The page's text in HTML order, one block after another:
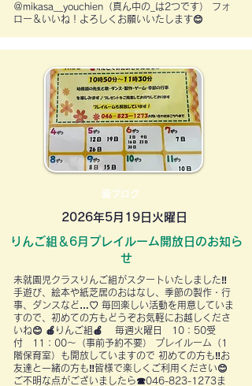
＠mikasa__youchien（真ん中の_は2つです） フォ
ロー＆いいね！よろしくお願いいたします😊
園ブログ
2026年5月19日火曜日
りんご組＆6月プレイルーム開放日のお知ら
せ
未就園児クラスりんご組がスタートいたしました‼
手遊び、絵本や紙芝居のおはなし、季節の製作・行
事、ダンスなど…♡ 毎回楽しい活動を用意していま
すので、初めての方もどうぞお気軽にお越しくださ
いね😊 🍎りんご組🍎 毎週火曜日 10：50受
付 11：00～（事前予約不要） プレイルーム（1
階保育室）も開放していますので 初めての方も‼お
友達と一緒の方も‼皆様で楽しくご利用ください😊
ご不明な点がございましたら☎046-823-1273ま